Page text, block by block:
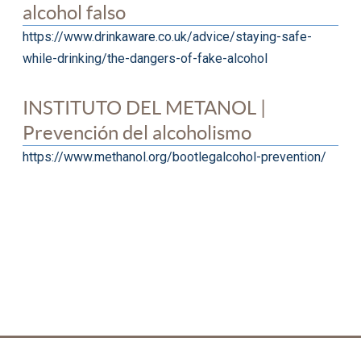
alcohol falso
https://www.drinkaware.co.uk/advice/staying-safe-
while-drinking/the-dangers-of-fake-alcohol
INSTITUTO DEL METANOL |
Prevención del alcoholismo
https://www.methanol.org/bootlegalcohol-prevention/